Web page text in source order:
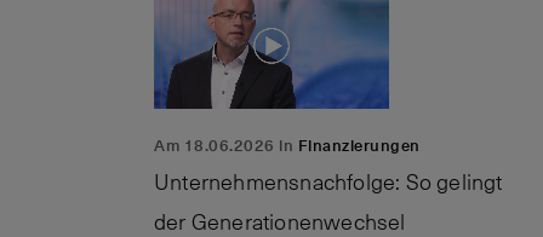
Am 18.06.2026 in Finanzierungen
Unternehmensnachfolge: So gelingt
der Generationenwechsel